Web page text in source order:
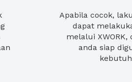
Apabila cocok,
dapat
melalui
anda siap